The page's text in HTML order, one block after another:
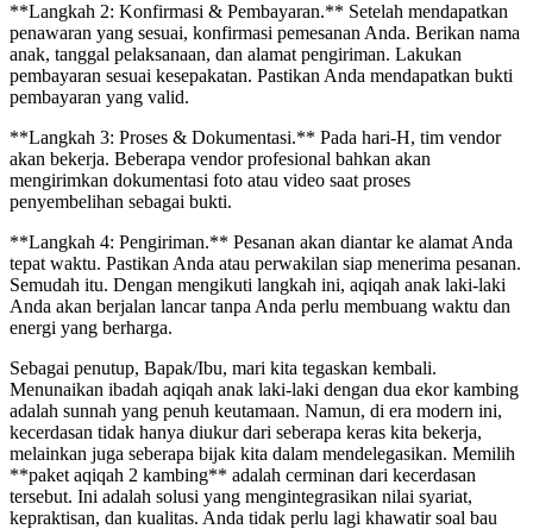
**Langkah 2: Konfirmasi & Pembayaran.** Setelah mendapatkan
penawaran yang sesuai, konfirmasi pemesanan Anda. Berikan nama
anak, tanggal pelaksanaan, dan alamat pengiriman. Lakukan
pembayaran sesuai kesepakatan. Pastikan Anda mendapatkan bukti
pembayaran yang valid.
**Langkah 3: Proses & Dokumentasi.** Pada hari-H, tim vendor
akan bekerja. Beberapa vendor profesional bahkan akan
mengirimkan dokumentasi foto atau video saat proses
penyembelihan sebagai bukti.
**Langkah 4: Pengiriman.** Pesanan akan diantar ke alamat Anda
tepat waktu. Pastikan Anda atau perwakilan siap menerima pesanan.
Semudah itu. Dengan mengikuti langkah ini, aqiqah anak laki-laki
Anda akan berjalan lancar tanpa Anda perlu membuang waktu dan
energi yang berharga.
Sebagai penutup, Bapak/Ibu, mari kita tegaskan kembali.
Menunaikan ibadah aqiqah anak laki-laki dengan dua ekor kambing
adalah sunnah yang penuh keutamaan. Namun, di era modern ini,
kecerdasan tidak hanya diukur dari seberapa keras kita bekerja,
melainkan juga seberapa bijak kita dalam mendelegasikan. Memilih
**paket aqiqah 2 kambing** adalah cerminan dari kecerdasan
tersebut. Ini adalah solusi yang mengintegrasikan nilai syariat,
kepraktisan, dan kualitas. Anda tidak perlu lagi khawatir soal bau